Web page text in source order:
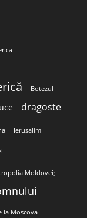
Botezul
dragoste
Ierusalim
Moldovei;
la Moscova